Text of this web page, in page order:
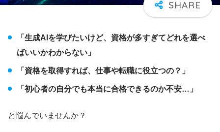
「生成AIを学びたいけど、資格が多すぎてどれを選べ
ばいいかわからない」
「資格を取得すれば、仕事や転職に役立つの？」
「初心者の自分でも本当に合格できるのか不安…」
と悩んでいませんか？